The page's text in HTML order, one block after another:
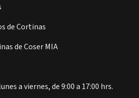
de Cortinas
de Coser MIA
a viernes, de 9:00 a 17:00 hrs.